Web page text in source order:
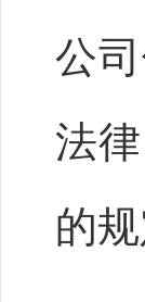
公
法
的规